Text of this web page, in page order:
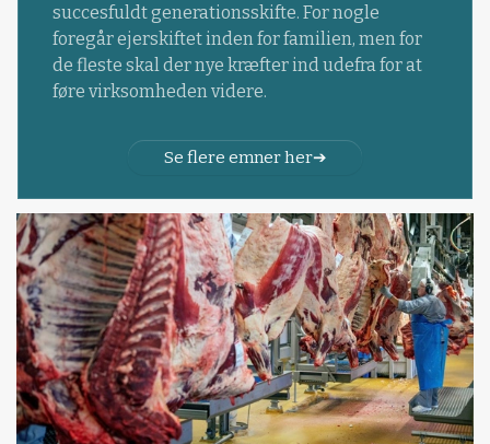
succesfuldt generationsskifte. For nogle
foregår ejerskiftet inden for familien, men for
de fleste skal der nye kræfter ind udefra for at
føre virksomheden videre.
Se flere emner her